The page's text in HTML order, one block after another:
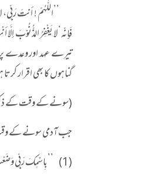
’’اللّٰہُمّ ! أنتَ رَبِّی،
فَإنّہ‘ لا یَغْفِرُ الذُّنُوْبَ
تیرے عہد اور وعدے
گناہوں کا بھی اقرار کرتا
(سونے کے وقت کے
جب آدمی سونے کے وقت
(1) ’’بِاسْمِکَ رَبِّی وَضَعْتُ جَنْبِی، وَ بِکَ أَرْفَعُہُ، إِنْ أَمْسَکْتَ نَفْسِی فَارْحَمْہَا، وَ إِنْ أَرْسَلْتَہَا فَاحْفِظْہَا، بِمَا تَحْفَظُ بِہِ عِبَادَکَ الصَّالِحِینَ‘‘۔ (متّفق علیہ، مشکوٰۃ: 2384)